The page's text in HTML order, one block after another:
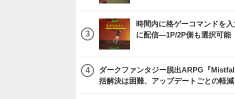
時間内に格ゲーコマンドを
に配信―1P/2P側も選択可能
ダークファンタジー脱出ARPG『
括解決は困難、アップデートごとの軽